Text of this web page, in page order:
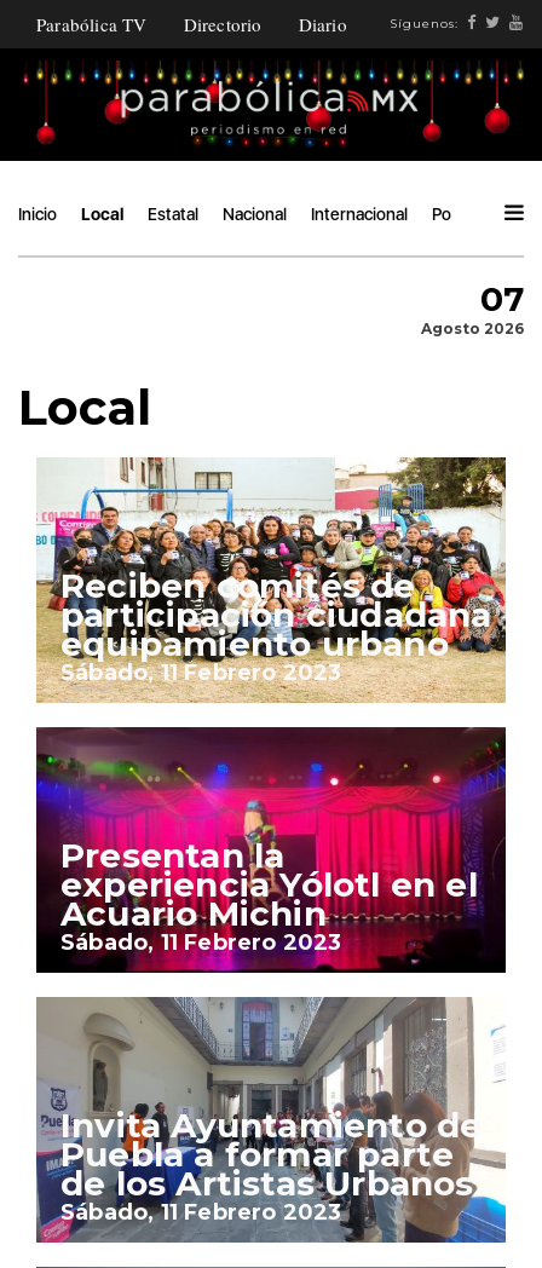
Parabólica TV Directorio Diario Síguenos:
Inicio Local Estatal Nacional Internacional Política
07
Agosto 2026
Local
Reciben comités de
participación ciudadana
equipamiento urbano
Sábado, 11 Febrero 2023
Presentan la
experiencia Yólotl en el
Acuario Michin
Sábado, 11 Febrero 2023
Invita Ayuntamiento de
Puebla a formar parte
de los Artistas Urbanos
Sábado, 11 Febrero 2023